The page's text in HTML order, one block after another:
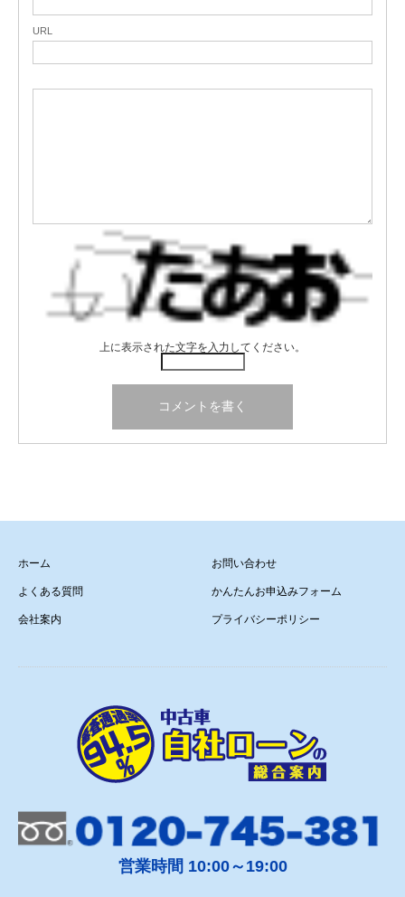
URL
上に表示された文字を入力してください。
ホーム
よくある質問
会社案内
お問い合わせ
かんたんお申込みフォーム
プライバシーポリシー
営業時間 10:00～19:00